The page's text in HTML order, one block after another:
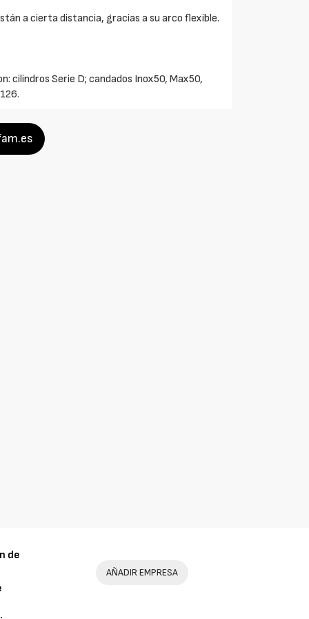
a cierta distancia, gracias a su arco flexible.
cilindros Serie D; candados Inox50, Max50,
de
AÑADIR EMPRESA